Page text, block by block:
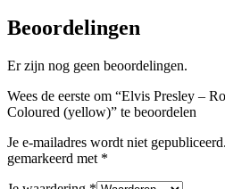
Beoordelingen
Er zijn nog geen beoordelingen.
Wees de eerste om “Elvis Presley –
Coloured (yellow)” te beoordelen
Je e-mailadres wordt niet gepubliceerd.
gemarkeerd met *